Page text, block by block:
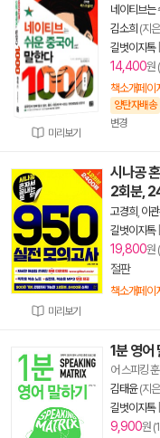
미리보기
네이티브는
김소희 (지
길벗이지톡|
14,400원
책소개페이
양탄자배송
변경
미리보기
시나공
2회분,
고경희 이
길벗이지톡|
19,800원
절판
책소개페이
1분 영
어 스피킹
김태윤(지
길벗이지톡|
9,900원